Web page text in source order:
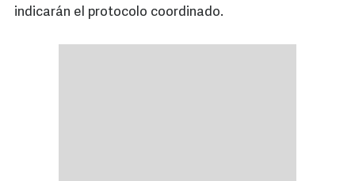
indicarán el protocolo coordinado.